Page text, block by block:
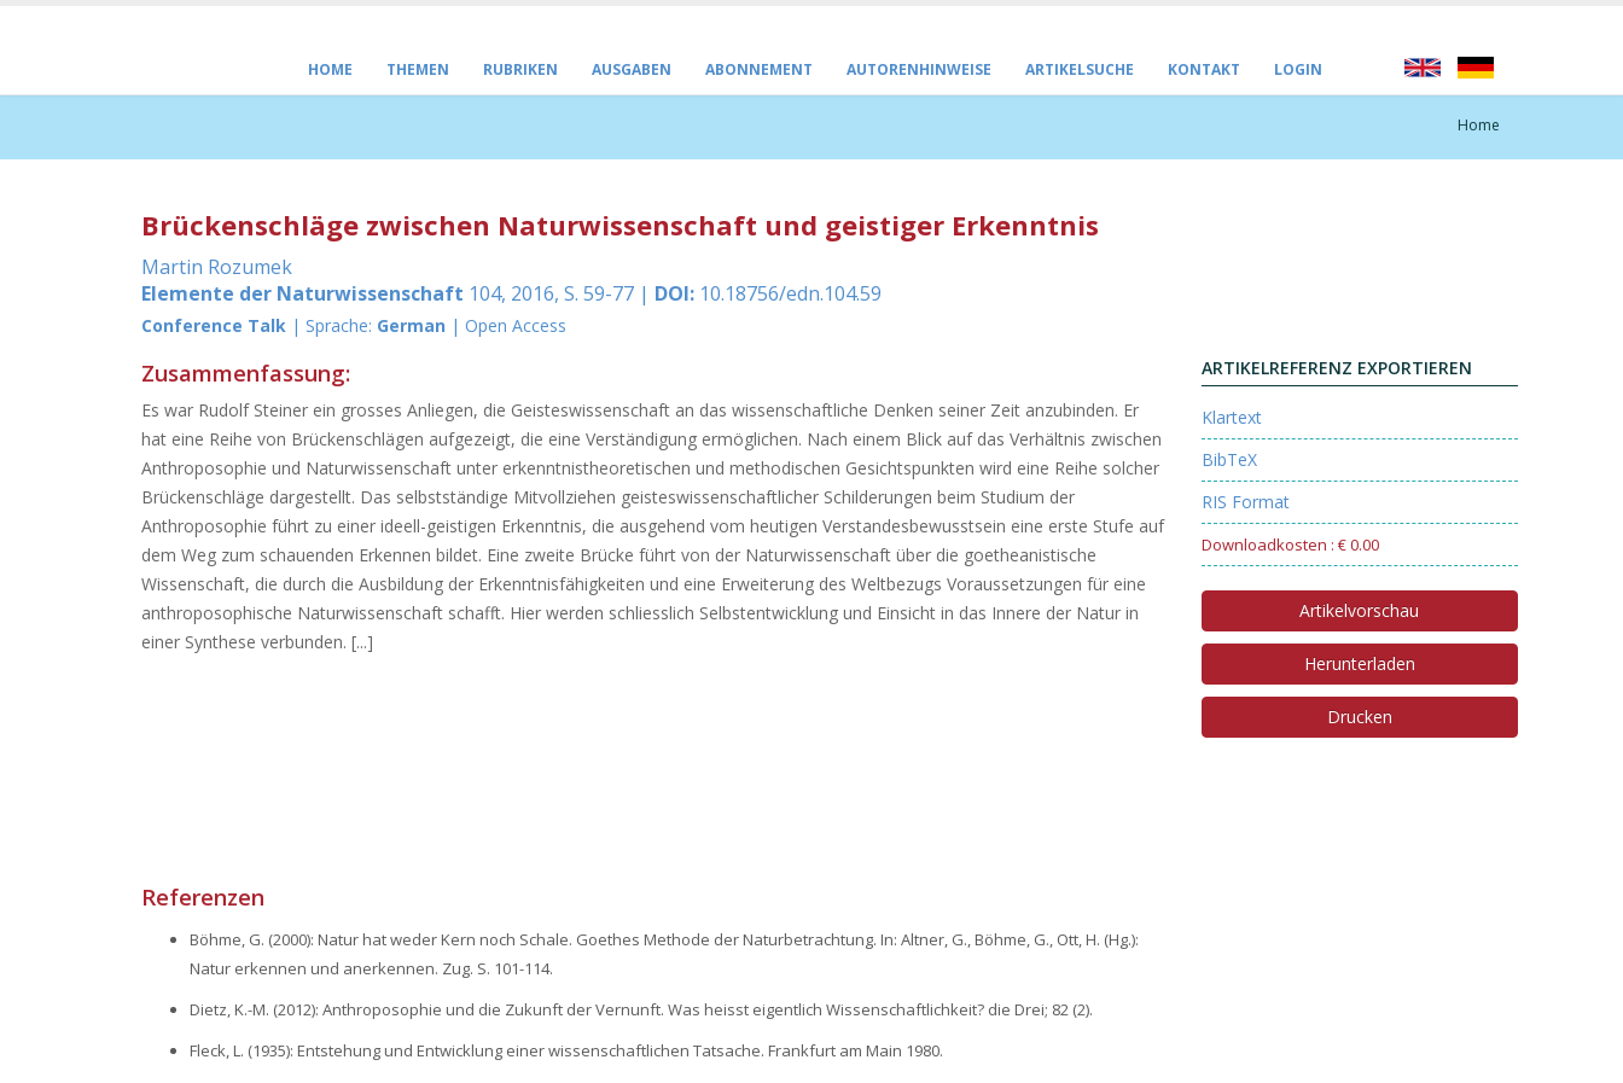
HOME THEMEN RUBRIKEN AUSGABEN ABONNEMENT AUTORENHINWEISE ARTIKELSUCHE KONTAKT LOGIN
Home
Brückenschläge zwischen Naturwissenschaft und geistiger Erkenntnis
Martin Rozumek
Elemente der Naturwissenschaft 104, 2016, S. 59-77 | DOI: 10.18756/edn.104.59
Conference Talk | Sprache: German | Open Access
ARTIKELREFERENZ EXPORTIEREN
Klartext
BibTeX
RIS Format
Downloadkosten : € 0.00
Artikelvorschau
Herunterladen
Drucken
Zusammenfassung:
Es war Rudolf Steiner ein grosses Anliegen, die Geisteswissenschaft an das wissenschaftliche Denken seiner Zeit anzubinden. Er
hat eine Reihe von Brückenschlägen aufgezeigt, die eine Verständigung ermöglichen. Nach einem Blick auf das Verhältnis zwischen
Anthroposophie und Naturwissenschaft unter erkenntnistheoretischen und methodischen Gesichtspunkten wird eine Reihe solcher
Brückenschläge dargestellt. Das selbstständige Mitvollziehen geisteswissenschaftlicher Schilderungen beim Studium der
Anthroposophie führt zu einer ideell-geistigen Erkenntnis, die ausgehend vom heutigen Verstandesbewusstsein eine erste Stufe auf
dem Weg zum schauenden Erkennen bildet. Eine zweite Brücke führt von der Naturwissenschaft über die goetheanistische
Wissenschaft, die durch die Ausbildung der Erkenntnisfähigkeiten und eine Erweiterung des Weltbezugs Voraussetzungen für eine
anthroposophische Naturwissenschaft schafft. Hier werden schliesslich Selbstentwicklung und Einsicht in das Innere der Natur in
einer Synthese verbunden. [...]
Referenzen
Böhme, G. (2000): Natur hat weder Kern noch Schale. Goethes Methode der Naturbetrachtung. In: Altner, G., Böhme, G., Ott, H. (Hg.):
Natur erkennen und anerkennen. Zug. S. 101-114.
Dietz, K.-M. (2012): Anthroposophie und die Zukunft der Vernunft. Was heisst eigentlich Wissenschaftlichkeit? die Drei; 82 (2).
Fleck, L. (1935): Entstehung und Entwicklung einer wissenschaftlichen Tatsache. Frankfurt am Main 1980.